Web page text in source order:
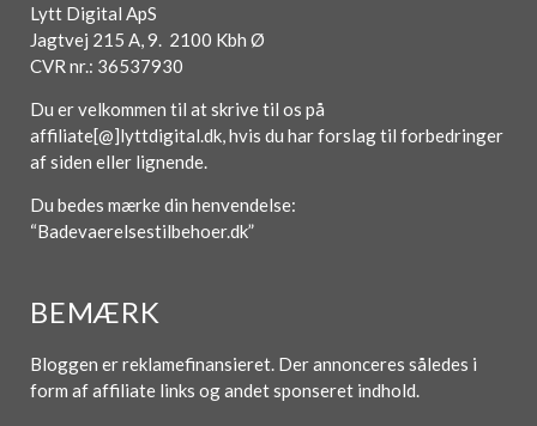
Lytt Digital ApS
Jagtvej 215 A, 9. 2100 Kbh Ø
CVR nr.: 36537930
Du er velkommen til at skrive til os på
affiliate[@]lyttdigital.dk, hvis du har forslag til forbedringer
af siden eller lignende.
Du bedes mærke din henvendelse:
“Badevaerelsestilbehoer.dk”
BEMÆRK
Bloggen er reklamefinansieret. Der annonceres således i
form af affiliate links og andet sponseret indhold.